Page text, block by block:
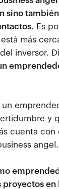
sino
. Es
más
inversor.
y
cuenta con
angel.
en